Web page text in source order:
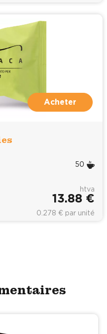
Acheter
50
htva
13.88 €
0.278 € par unité